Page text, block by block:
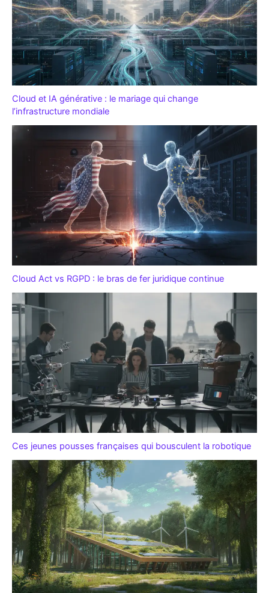
Cloud et IA générative : le mariage qui change
l’infrastructure mondiale
Cloud Act vs RGPD : le bras de fer juridique continue
Ces jeunes pousses françaises qui bousculent la robotique